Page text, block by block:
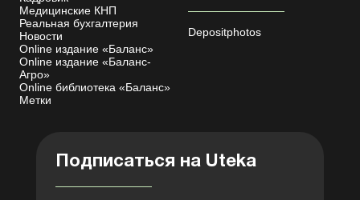
Медицинские КНП
Реальная бухгалтерия
Новости
Online издание «Баланс»
Online издание «Баланс-
Агро»
Online библиотека «Баланс»
Метки
Depositphotos
Подписаться на Uteka